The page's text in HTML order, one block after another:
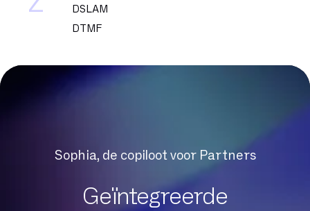
DSLAM
DTMF
Dedicated glasvezel
Downloadsnelheid
Sophia, de copiloot voor Partners
Geïntegreerde